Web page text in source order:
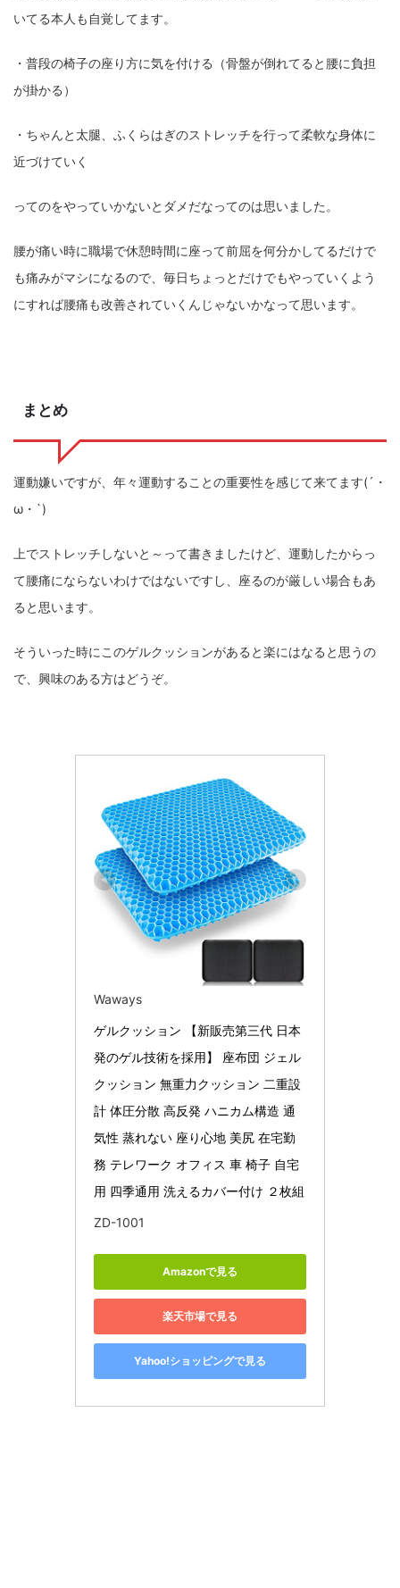
いてる本人も自覚してます。
・普段の椅子の座り方に気を付ける（骨盤が倒れてると腰に負担
が掛かる）
・ちゃんと太腿、ふくらはぎのストレッチを行って柔軟な身体に
近づけていく
ってのをやっていかないとダメだなってのは思いました。
腰が痛い時に職場で休憩時間に座って前屈を何分かしてるだけで
も痛みがマシになるので、毎日ちょっとだけでもやっていくよう
にすれば腰痛も改善されていくんじゃないかなって思います。
まとめ
運動嫌いですが、年々運動することの重要性を感じて来てます(´・
ω・`)
上でストレッチしないと～って書きましたけど、運動したからっ
て腰痛にならないわけではないですし、座るのが厳しい場合もあ
ると思います。
そういった時にこのゲルクッションがあると楽にはなると思うの
で、興味のある方はどうぞ。
Waways
ゲルクッション 【新販売第三代 日本
発のゲル技術を採用】 座布団 ジェル
クッション 無重力クッション 二重設
計 体圧分散 高反発 ハニカム構造 通
気性 蒸れない 座り心地 美尻 在宅勤
務 テレワーク オフィス 車 椅子 自宅
用 四季通用 洗えるカバー付け ２枚組
ZD-1001
Amazonで見る
楽天市場で見る
Yahoo!ショッピングで見る